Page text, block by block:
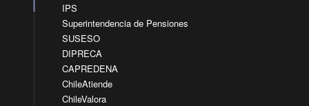
IPS
Superintendencia de Pensiones
SUSESO
DIPRECA
CAPREDENA
ChileAtiende
ChileValora